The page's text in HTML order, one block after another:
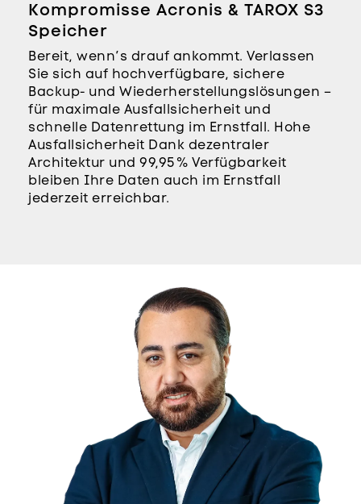
Kompromisse Acronis & TAROX S3
Speicher
Bereit, wenn’s drauf ankommt. Verlassen
Sie sich auf hochverfügbare, sichere
Backup- und Wiederherstellungslösungen –
für maximale Ausfallsicherheit und
schnelle Datenrettung im Ernstfall. Hohe
Ausfallsicherheit Dank dezentraler
Architektur und 99,95 % Verfügbarkeit
bleiben Ihre Daten auch im Ernstfall
jederzeit erreichbar.